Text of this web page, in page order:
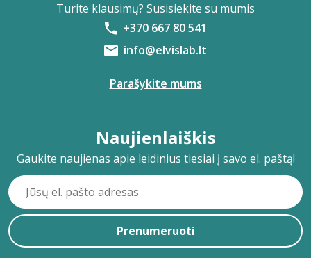
Turite klausimų? Susisiekite su mumis
+370 667 80 541
info@elvislab.lt
Parašykite mums
Naujienlaiškis
Gaukite naujienas apie leidinius tiesiai į savo el. paštą!
Prenumeruoti